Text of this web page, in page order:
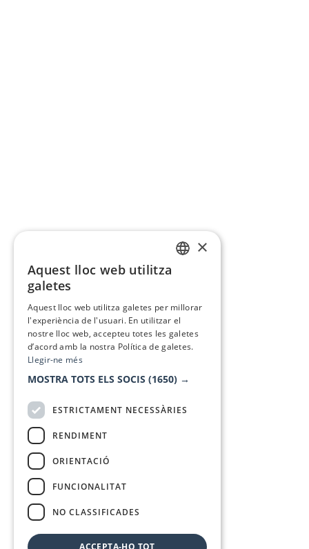
×
Aquest lloc web utilitza
galetes
Aquest lloc web utilitza galetes per millorar
l'experiència de l'usuari. En utilitzar el
nostre lloc web, accepteu totes les galetes
d’acord amb la nostra Política de galetes.
Llegir-ne més
MOSTRA TOTS ELS SOCIS (1650) →
ESTRICTAMENT NECESSÀRIES
RENDIMENT
ORIENTACIÓ
FUNCIONALITAT
NO CLASSIFICADES
ACCEPTA-HO TOT